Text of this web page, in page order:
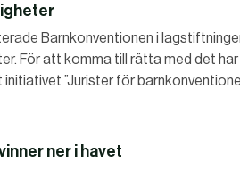
Barnkonventionen i
För att komma till rätta med det har
”Jurister för
ner i havet